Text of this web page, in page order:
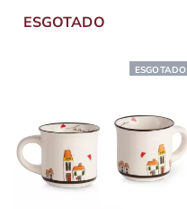
ESGOTADO
ESGOTADO